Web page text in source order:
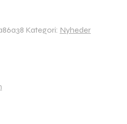
Kategori: Nyheder